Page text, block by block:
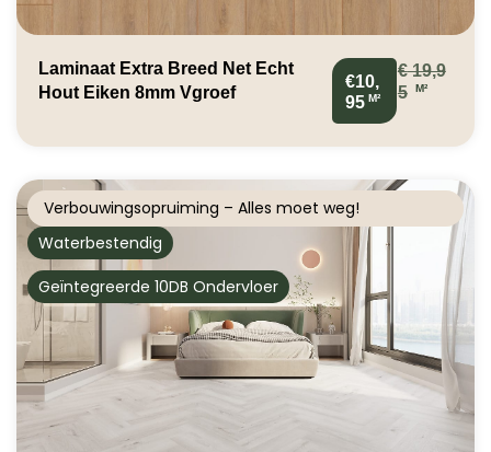
Laminaat Extra Breed Net Echt
Hout Eiken 8mm Vgroef
€10,
95 M²
€19,9
5
M²
Verbouwingsopruiming – Alles moet weg!
Waterbestendig
Geïntegreerde 10DB Ondervloer